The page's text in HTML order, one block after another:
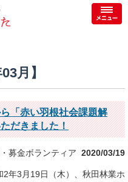
月】
「赤い羽根社会課題解
だきました！
募金ボランティア 2020/03/19
2年3月19日（木）、秋田林業ホ